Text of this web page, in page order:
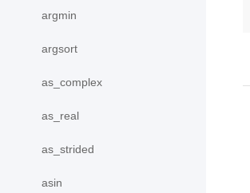
argmin
argsort
as_complex
as_real
as_strided
asin